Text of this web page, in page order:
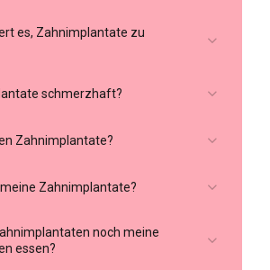
es, Zahnimplantate zu
schmerzhaft?
Zahnimplantate?
Zahnimplantate?
noch meine
essen?